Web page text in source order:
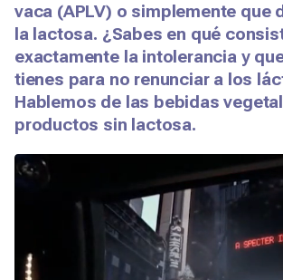
vaca (APLV) o simplemente que
la lactosa. ¿Sabes en qué
exactamente la intolerancia y
tienes para no renunciar a los
Hablemos de las bebidas
productos sin lactosa.